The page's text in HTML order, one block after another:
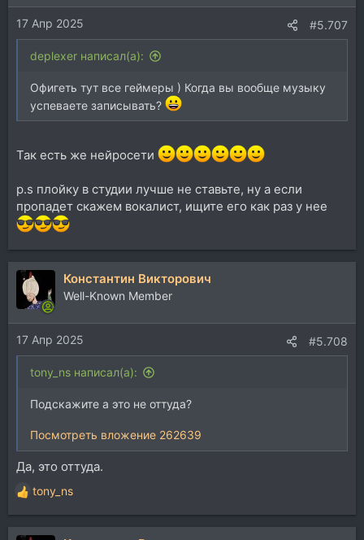
17 Апр 2025 #5.707
deplexer написал(а):
Офигеть тут все геймеры ) Когда вы вообще музыку
успеваете записывать?
Так есть же нейросети
p.s плойку в студии лучше не ставьте, ну а если
пропадет скажем вокалист, ищите его как раз у нее
Константин Викторович
Well-Known Member
17 Апр 2025 #5.708
tony_ns написал(а):
Подскажите а это не оттуда?
Посмотреть вложение 262639
Да, это оттуда.
Р
е
а
tony_ns